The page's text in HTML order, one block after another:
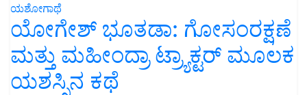
ಯಶೋಗಾಥೆ
ಯೋಗೇಶ್ ಭೂತಡಾ: ಗೋಸಂರಕ್ಷಣೆ
ಮತ್ತು ಮಹೀಂದ್ರಾ ಟ್ರ್ಯಾಕ್ಟರ್ ಮೂಲಕ
ಯಶಸ್ಸಿನ ಕಥೆ